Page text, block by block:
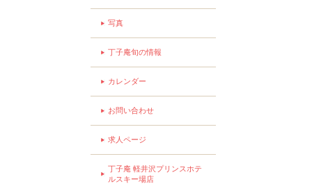
写真
丁子庵旬の情報
カレンダー
お問い合わせ
求人ページ
丁子庵 軽井沢プリンスホテ
ルスキー場店